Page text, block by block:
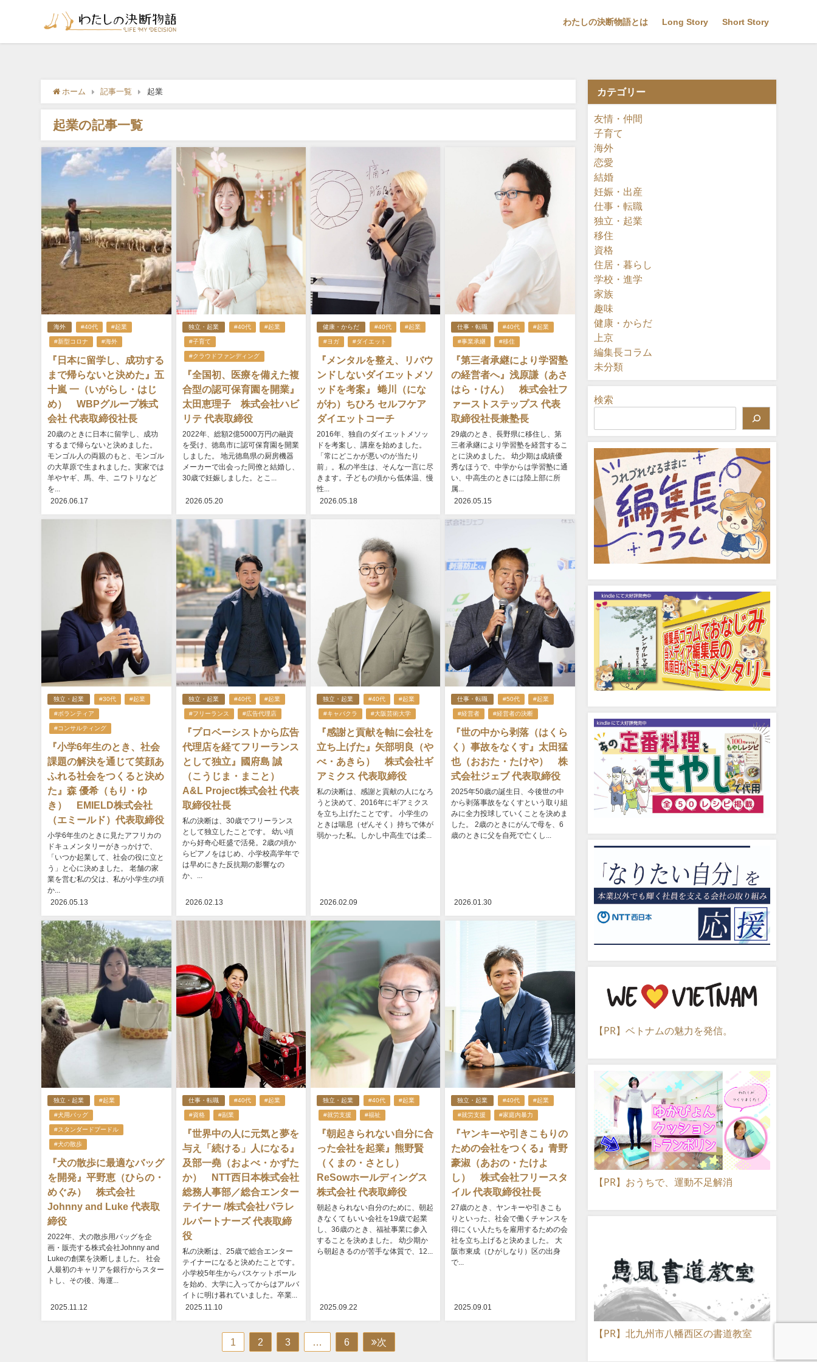
わたしの決断物語とは Long Story Short Story
ホーム 記事一覧 起業
起業の記事一覧
海外 #40代 #起業
#新型コロナ #海外
『日本に留学し、成功する
まで帰らないと決めた』五
十嵐 一（いがらし・はじ
め） WBPグループ株式
会社 代表取締役社長
20歳のときに日本に留学し、成功
するまで帰らないと決めました。
モンゴル人の両親のもと、モンゴル
の大草原で生まれました。実家では
羊やヤギ、馬、牛、ニワトリなど
を...
2026.06.17
独立・起業 #40代 #起業
#子育て
#クラウドファンディング
『全国初、医療を備えた複
合型の認可保育園を開業』
太田恵理子 株式会社ハビ
リテ 代表取締役
2022年、総額2億5000万円の融資
を受け、徳島市に認可保育園を開業
しました。 地元徳島県の厨房機器
メーカーで出会った同僚と結婚し、
30歳で妊娠しました。とこ...
2026.05.20
健康・からだ #40代 #起業
#ヨガ #ダイエット
『メンタルを整え、リバウ
ンドしないダイエットメソ
ッドを考案』 蜷川（にな
がわ）ちひろ セルフケア
ダイエットコーチ
2016年、独自のダイエットメソッ
ドを考案し、講座を始めました。
「常にどこかが悪いのが当たり
前」。私の半生は、そんな一言に尽
きます。子どもの頃から低体温、慢
性...
2026.05.18
仕事・転職 #40代 #起業
#事業承継 #移住
『第三者承継により学習塾
の経営者へ』浅原謙（あさ
はら・けん） 株式会社フ
ァーストステップス 代表
取締役社長兼塾長
29歳のとき、長野県に移住し、第
三者承継により学習塾を経営するこ
とに決めました。 幼少期は成績優
秀なほうで、中学からは学習塾に通
い、中高生のときには陸上部に所
属...
2026.05.15
独立・起業 #30代 #起業
#ボランティア
#コンサルティング
『小学6年生のとき、社会
課題の解決を通じて笑顔あ
ふれる社会をつくると決め
た』森 優希（もり・ゆ
き） EMIELD株式会社
（エミールド）代表取締役
小学6年生のときに見たアフリカの
ドキュメンタリーがきっかけで、
「いつか起業して、社会の役に立と
う」と心に決めました。 老舗の家
業を営む私の父は、私が小学生の頃
か...
2026.05.13
独立・起業 #40代 #起業
#フリーランス #広告代理店
『プロベーシストから広告
代理店を経てフリーランス
として独立』國府島 誠
（こうじま・まこと）
A&L Project株式会社 代表
取締役社長
私の決断は、30歳でフリーランス
として独立したことです。 幼い頃
から好奇心旺盛で活発。2歳の頃か
らピアノをはじめ、小学校高学年で
は早めにきた反抗期の影響なの
か、...
2026.02.13
独立・起業 #40代 #起業
#キャバクラ #大阪芸術大学
『感謝と貢献を軸に会社を
立ち上げた』矢部明良（や
べ・あきら） 株式会社ギ
アミクス 代表取締役
私の決断は、感謝と貢献の人になろ
うと決めて、2016年にギアミクス
を立ち上げたことです。 小学生の
ときは喘息（ぜんそく）持ちで体が
弱かった私。しかし中高生では柔...
2026.02.09
仕事・転職 #50代 #起業
#経営者 #経営者の決断
『世の中から剥落（はくら
く）事故をなくす』太田猛
也（おおた・たけや） 株
式会社ジェブ 代表取締役
2025年50歳の誕生日、今後世の中
から剥落事故をなくすという取り組
みに全力投球していくことを決めま
した。 2歳のときにがんで母を、6
歳のときに父を自死で亡くし...
2026.01.30
独立・起業 #起業
#犬用バッグ
#スタンダードプードル
#犬の散歩
『犬の散歩に最適なバッグ
を開発』平野恵（ひらの・
めぐみ） 株式会社
Johnny and Luke 代表取
締役
2022年、犬の散歩用バッグを企
画・販売する株式会社Johnny and
Lukeの創業を決断しました。 社会
人最初のキャリアを銀行からスター
トし、その後、海運...
2025.11.12
仕事・転職 #40代 #起業
#資格 #副業
『世界中の人に元気と夢を
与え「続ける」人になる』
及部一堯（およべ・かずた
か） NTT西日本株式会社
総務人事部／総合エンター
テイナー /株式会社パラレ
ルパートナーズ 代表取締
役
私の決断は、25歳で総合エンター
テイナーになると決めたことです。
小学校5年生からバスケットボール
を始め、大学に入ってからはアルバ
イトに明け暮れていました。卒業...
2025.11.10
独立・起業 #40代 #起業
#就労支援 #福祉
『朝起きられない自分に合
った会社を起業』熊野賢
（くまの・さとし）
ReSowホールディングス
株式会社 代表取締役
朝起きられない自分のために、朝起
きなくてもいい会社を19歳で起業
し、36歳のとき、福祉事業に参入
することを決めました。 幼少期か
ら朝起きるのが苦手な体質で、12...
2025.09.22
独立・起業 #40代 #起業
#就労支援 #家庭内暴力
『ヤンキーや引きこもりの
ための会社をつくる』青野
豪淑（あおの・たけよ
し） 株式会社フリースタ
イル 代表取締役社長
27歳のとき、ヤンキーや引きこも
りといった、社会で働くチャンスを
得にくい人たちを雇用するための会
社を立ち上げると決めました。 大
阪市東成（ひがしなり）区の出身
で...
2025.09.01
1 2 3 6 次
カテゴリー
友情・仲間
子育て
海外
恋愛
結婚
妊娠・出産
仕事・転職
独立・起業
移住
資格
住居・暮らし
学校・進学
家族
趣味
健康・からだ
上京
編集長コラム
未分類
検索
【PR】ベトナムの魅力を発信。
【PR】おうちで、運動不足解消
【PR】北九州市八幡西区の書道教室